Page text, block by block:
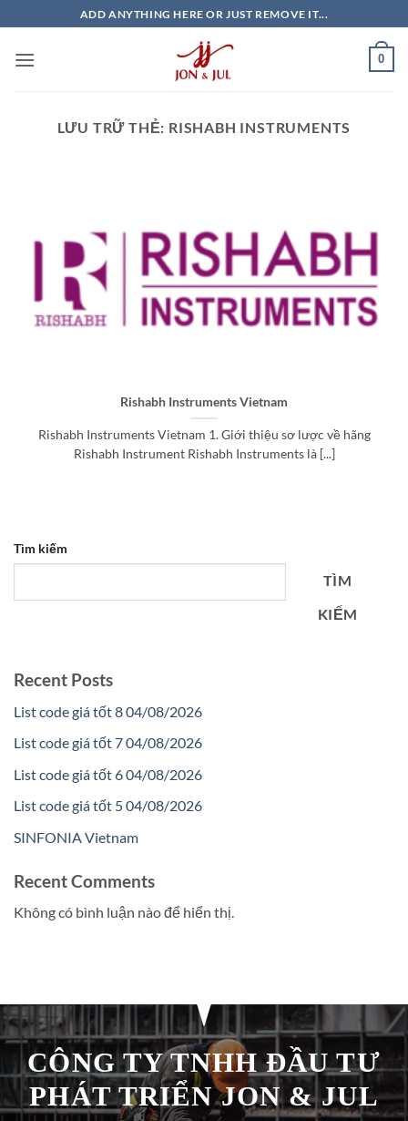
qua
nội
ADD ANYTHING HERE OR JUST REMOVE IT...
0
LƯU TRỮ THẺ: RISHABH INSTRUMENTS
Rishabh Instruments Vietnam
Rishabh Instruments Vietnam 1. Giới thiệu sơ lược về hãng
Rishabh Instrument Rishabh Instruments là [...]
Tìm kiếm
TÌM
KIẾM
Recent Posts
List code giá tốt 8 04/08/2026
List code giá tốt 7 04/08/2026
List code giá tốt 6 04/08/2026
List code giá tốt 5 04/08/2026
SINFONIA Vietnam
Recent Comments
Không có bình luận nào để hiển thị.
CÔNG TY TNHH ĐẦU TƯ
PHÁT TRIỂN JON & JUL